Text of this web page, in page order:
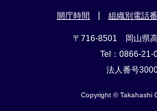
開庁時間 組織別電話
〒716-8501 岡山県
Tel：0866-21-
法人番号
Copyright © Takahashi